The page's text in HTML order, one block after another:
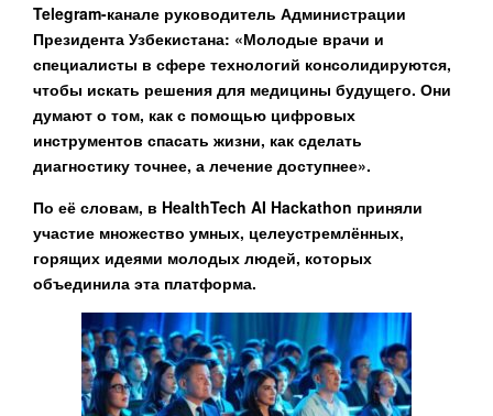
Telegram-канале руководитель Администрации
Президента Узбекистана: «Молодые врачи и
специалисты в сфере технологий консолидируются,
чтобы искать решения для медицины будущего. Они
думают о том, как с помощью цифровых
инструментов спасать жизни, как сделать
диагностику точнее, а лечение доступнее».
По её словам, в HealthTech AI Hackathon приняли
участие множество умных, целеустремлённых,
горящих идеями молодых людей, которых
объединила эта платформа.